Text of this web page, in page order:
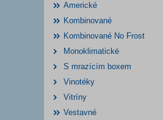
Americké
Kombinované
Kombinované No Frost
Monoklimatické
S mrazícím boxem
Vinotéky
Vitríny
Vestavné